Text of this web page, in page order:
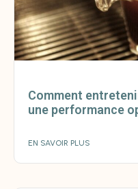
Comment
une performance
EN SAVOIR PLUS